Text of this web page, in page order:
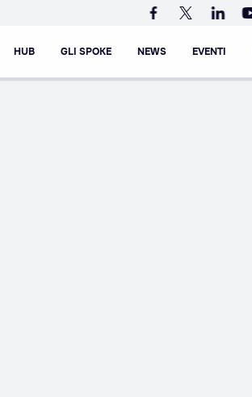
HUB GLI SPOKE NEWS EVENTI